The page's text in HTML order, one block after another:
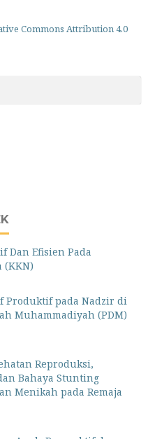
Commons Attribution 4.0
Dan Efisien Pada
(KKN)
Produktif pada Nadzir di
Muhammadiyah (PDM)
Reproduksi,
Bahaya Stunting
Menikah pada Remaja